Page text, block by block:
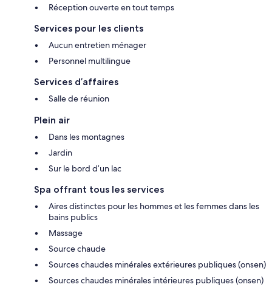
Réception ouverte en tout temps
Services pour les clients
Aucun entretien ménager
Personnel multilingue
Services d’affaires
Salle de réunion
Plein air
Dans les montagnes
Jardin
Sur le bord d’un lac
Spa offrant tous les services
Aires distinctes pour les hommes et les femmes dans les
bains publics
Massage
Source chaude
Sources chaudes minérales extérieures publiques (onsen)
Sources chaudes minérales intérieures publiques (onsen)